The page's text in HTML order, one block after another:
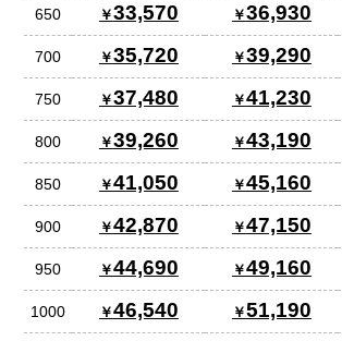
650 33,570 36,930
700 35,720 39,290
750 37,480 41,230
800 39,260 43,190
850 41,050 45,160
900 42,870 47,150
950 44,690 49,160
1000 46,540 51,190